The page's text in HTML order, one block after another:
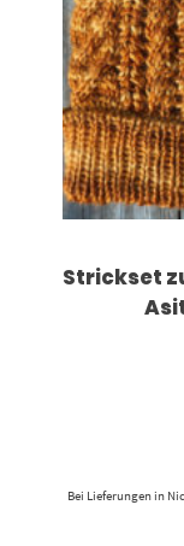
Strickset
Bei Lieferungen in